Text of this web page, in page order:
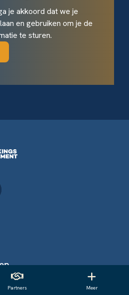
Partners Meer
je akkoord dat we je
en gebruiken om je de
te sturen.